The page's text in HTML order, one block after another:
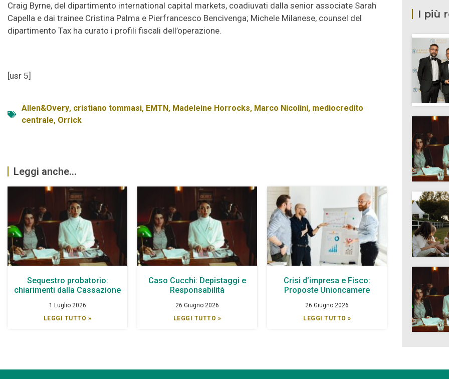
Craig Byrne, del dipartimento international capital markets, coadiuvati dalla senior associate Sarah
Capella e dai trainee Cristina Palma e Pierfrancesco Bencivenga; Michele Milanese, counsel del
dipartimento Tax ha curato i profili fiscali dell’operazione.
[usr 5]
Allen&Overy, cristiano tommasi, EMTN , Madeleine Horrocks, Marco Nicolini, mediocredito
centrale, Orrick
Leggi anche...
Sequestro probatorio:
chiarimenti dalla Cassazione
1 Luglio 2026
LEGGI TUTTO »
Caso Cucchi: Depistaggi e
Responsabilità
26 Giugno 2026
LEGGI TUTTO »
Crisi d’impresa e Fisco:
Proposte Unioncamere
26 Giugno 2026
LEGGI TUTTO »
I più